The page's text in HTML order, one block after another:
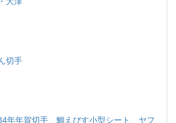
切手
年年賀切手 鯛えびす小型シート ヤフ